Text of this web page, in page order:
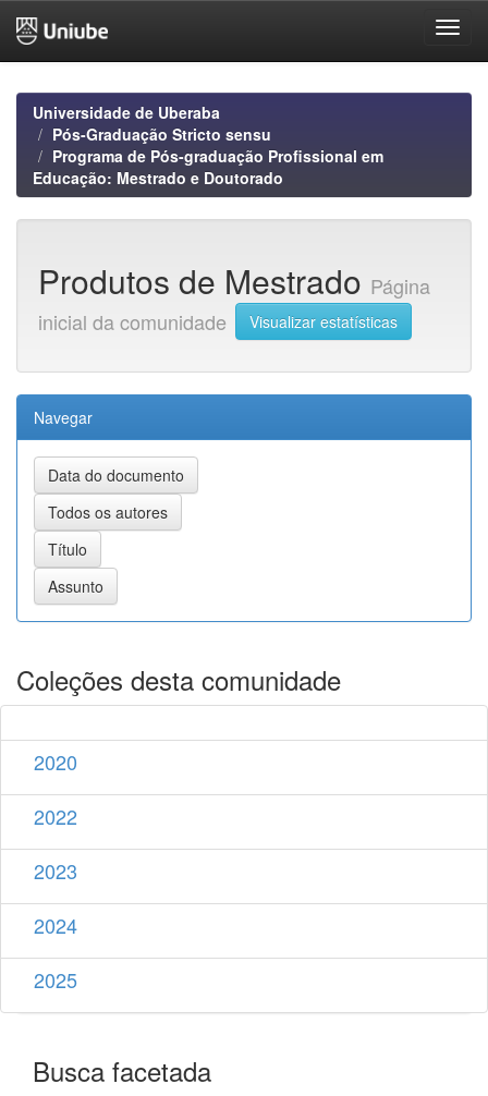
navigationUniversidade de Uberaba
Pós-Graduação Stricto sensu
Programa de Pós-graduação Profissional em
Educação: Mestrado e Doutorado
Produtos de Mestrado Página
inicial da comunidade
Visualizar estatísticas
Navegar
Coleções desta comunidade
2020
2022
2023
2024
2025
Busca facetada